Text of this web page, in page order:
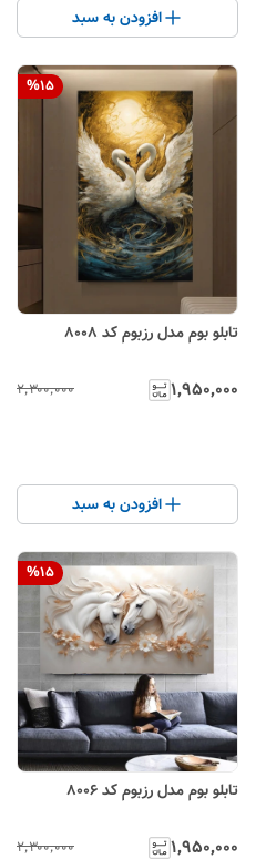
افزودن به سبد
%15
تابلو بوم مدل رزبوم کد 8008
۱٬۹۵۰٬۰۰۰ ۲٬۳۰۰٬۰۰۰
افزودن به سبد
%15
تابلو بوم مدل رزبوم کد 8006
۱٬۹۵۰٬۰۰۰ ۲٬۳۰۰٬۰۰۰